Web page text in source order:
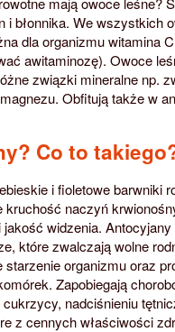
i błonnika. We wszystkich
dla organizmu witamina
awitaminozę). Owoce
związki mineralne np.
Obfitują także w
Co to
i fioletowe barwniki
kruchość naczyń
widzenia. Antocyjany
które zwalczają wolne
organizmu oraz
Zapobiegają
nadciśnieniu
z cennych właściwości